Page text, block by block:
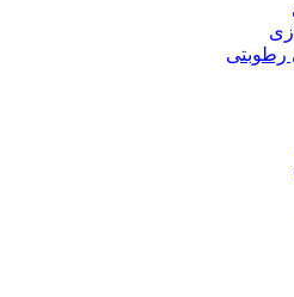
رطوبتی